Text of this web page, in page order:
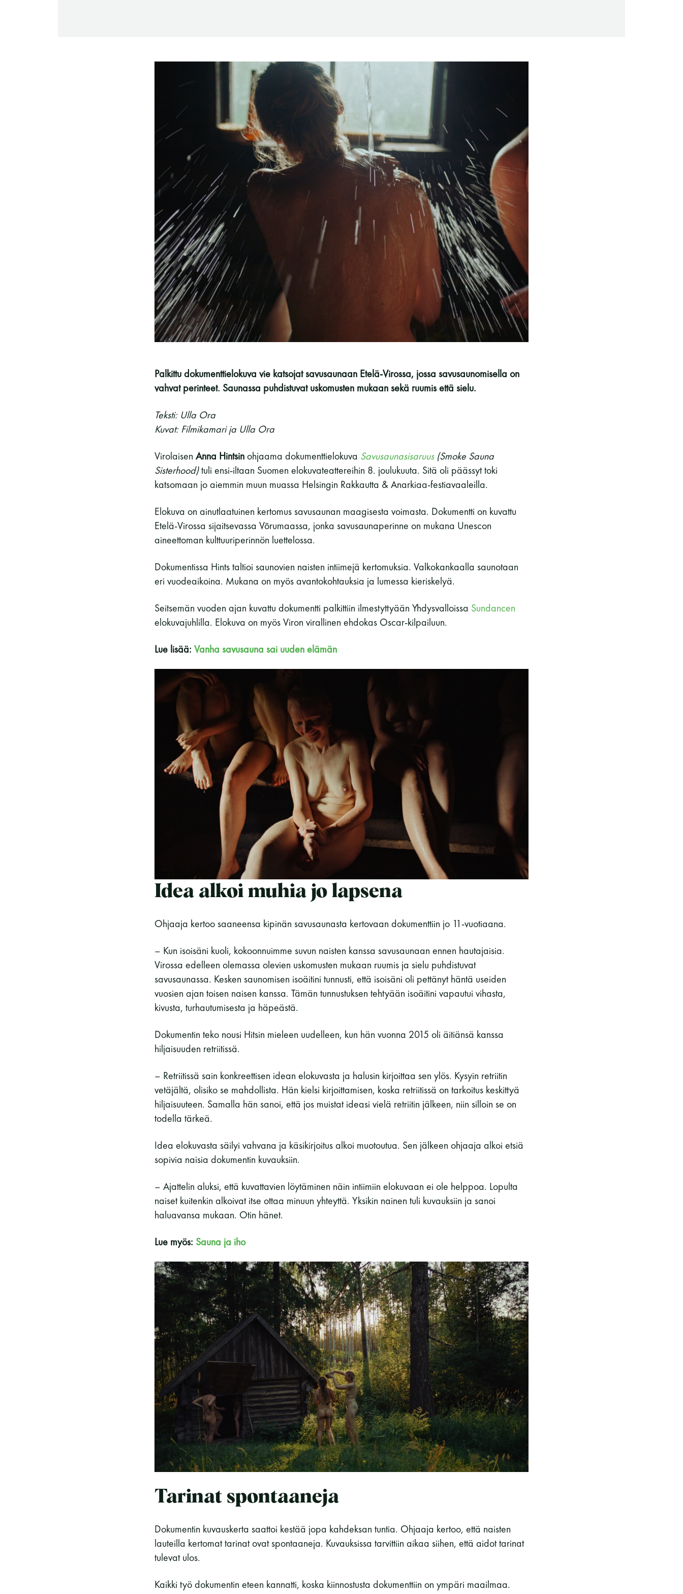
12 €
Vieras jäsenen seurassa
25 €
6 €
ilmainen
11 saunomiskerran kortti
120€
275€ / 115€
695€ / 275€
Suomen Saunaseura ry
Vaskiniementie 10, 00200 Helsinki
Kahvio/kassa 050 372 4167
(saunojen aukioloaikana)
Y-tunnus: 0116872-9
Saunaseuran tarkoitus
Suomen Saunaseura vaalii perinteisiä,
kohteliaita saunomistapoja, joiden
perustana on toisten saunarauhan
kunnioittaminen. Seura vaalii
saunakulttuuria ja pyrkii kehittämään
suomalaista saunaa ja edistämään sitä
koskevaa tutkimusta.
Palkittu dokumenttielokuva vie katsojat savusaunaan Etelä-Virossa, jossa savusaunomisella on
vahvat perinteet. Saunassa puhdistuvat uskomusten mukaan sekä ruumis että sielu.
Teksti: Ulla Ora
Kuvat: Filmikamari ja Ulla Ora
Virolaisen Anna Hintsinohjaama dokumenttielokuva Savusaunasisaruus(Smoke Sauna
Sisterhood)tuli ensi-iltaan Suomen elokuvateattereihin 8. joulukuuta. Sitä oli päässyt toki
katsomaan jo aiemmin muun muassa Helsingin Rakkautta & Anarkiaa-festiavaaleilla.
Elokuva on ainutlaatuinen kertomus savusaunan maagisesta voimasta. Dokumentti on kuvattu
Etelä-Virossa sijaitsevassa Võrumaassa, jonka savusaunaperinne on mukana Unescon
aineettoman kulttuuriperinnön luettelossa.
Dokumentissa Hints taltioi saunovien naisten intiimejä kertomuksia. Valkokankaalla saunotaan
eri vuodeaikoina. Mukana on myös avantokohtauksia ja lumessa kieriskelyä.
Seitsemän vuoden ajan kuvattu dokumentti palkittiin ilmestyttyään Yhdysvalloissa Sundancen
elokuvajuhlilla. Elokuva on myös Viron virallinen ehdokas Oscar-kilpailuun.
Lue lisää: Vanha savusauna sai uuden elämän
Idea alkoi muhia jo lapsena
Ohjaaja kertoo saaneensa kipinän savusaunasta kertovaan dokumenttiin jo 11-vuotiaana.
– Kun isoisäni kuoli, kokoonnuimme suvun naisten kanssa savusaunaan ennen hautajaisia.
Virossa edelleen olemassa olevien uskomusten mukaan ruumis ja sielu puhdistuvat
savusaunassa. Kesken saunomisen isoäitini tunnusti, että isoisäni oli pettänyt häntä useiden
vuosien ajan toisen naisen kanssa. Tämän tunnustuksen tehtyään isoäitini vapautui vihasta,
kivusta, turhautumisesta ja häpeästä.
Dokumentin teko nousi Hitsin mieleen uudelleen, kun hän vuonna 2015 oli äitiänsä kanssa
hiljaisuuden retriitissä.
– Retriitissä sain konkreettisen idean elokuvasta ja halusin kirjoittaa sen ylös. Kysyin retriitin
vetäjältä, olisiko se mahdollista. Hän kielsi kirjoittamisen, koska retriitissä on tarkoitus keskittyä
hiljaisuuteen. Samalla hän sanoi, että jos muistat ideasi vielä retriitin jälkeen, niin silloin se on
todella tärkeä.
Idea elokuvasta säilyi vahvana ja käsikirjoitus alkoi muotoutua. Sen jälkeen ohjaaja alkoi etsiä
sopivia naisia dokumentin kuvauksiin.
– Ajattelin aluksi, että kuvattavien löytäminen näin intiimiin elokuvaan ei ole helppoa. Lopulta
naiset kuitenkin alkoivat itse ottaa minuun yhteyttä. Yksikin nainen tuli kuvauksiin ja sanoi
haluavansa mukaan. Otin hänet.
Lue myös: Sauna ja iho
Tarinat spontaaneja
Dokumentin kuvauskerta saattoi kestää jopa kahdeksan tuntia. Ohjaaja kertoo, että naisten
lauteilla kertomat tarinat ovat spontaaneja. Kuvauksissa tarvittiin aikaa siihen, että aidot tarinat
tulevat ulos.
Kaikki työ dokumentin eteen kannatti, koska kiinnostusta dokumenttiin on ympäri maailmaa.